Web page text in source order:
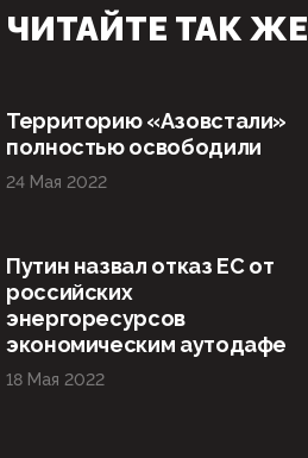
ЧИТАЙТЕ ТАК ЖЕ
Территорию «Азовстали»
полностью освободили
24 Мая 2022
Путин назвал отказ ЕС от
российских
энергоресурсов
экономическим аутодафе
18 Мая 2022